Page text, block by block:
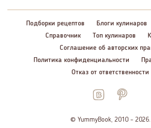
Подборки рецептов Блоги кулинаров
Справочник
Топ кулинаров
Соглашение об авторских
Политика конфиденциальности
Отказ от ответственности
© YummyBook, 2010 – 2026.